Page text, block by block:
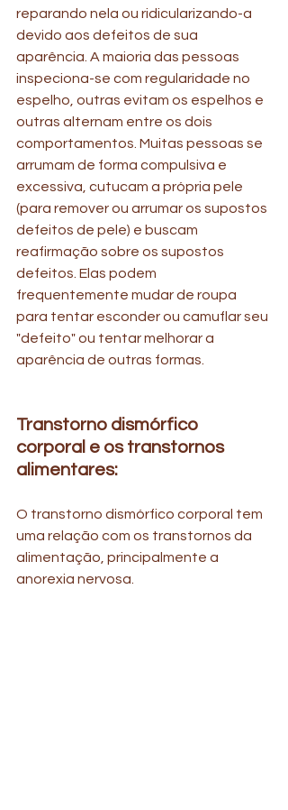
reparando nela ou ridicularizando-a
devido aos defeitos de sua
aparência. A maioria das pessoas
inspeciona-se com regularidade no
espelho, outras evitam os espelhos e
outras alternam entre os dois
comportamentos. Muitas pessoas se
arrumam de forma compulsiva e
excessiva, cutucam a própria pele
(para remover ou arrumar os supostos
defeitos de pele) e buscam
reafirmação sobre os supostos
defeitos. Elas podem
frequentemente mudar de roupa
para tentar esconder ou camuflar seu
"defeito" ou tentar melhorar a
aparência de outras formas.
Transtorno dismórfico
corporal e os transtornos
alimentares:
O transtorno dismórfico corporal tem
uma relação com os transtornos da
alimentação, principalmente a
anorexia nervosa.